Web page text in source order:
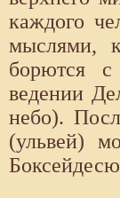
каждого
мыслями,
борются
ведении
небо).
(ульвей)